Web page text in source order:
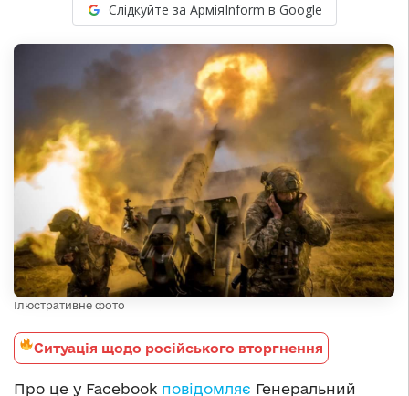
Слідкуйте за АрміяInform в Google
Ілюстративне фото
Ситуація щодо російського вторгнення
Про це у Facebook повідомляє Генеральний